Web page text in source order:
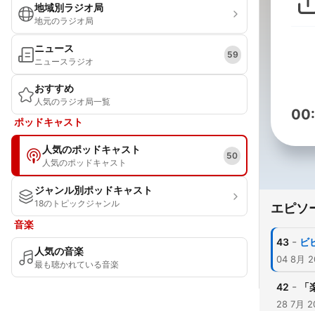
地域別ラジオ局
地元のラジオ局
ニュース
ニュースラジオ
59
おすすめ
人気のラジオ局一覧
ポッドキャスト
人気のポッドキャスト
人気のポッドキャスト
50
ジャンル別ポッドキャスト
18のトピックジャンル
音楽
人気の音楽
最も聴かれている音楽
エピソ
43 - ビ
04 8月
42 -
28 7月